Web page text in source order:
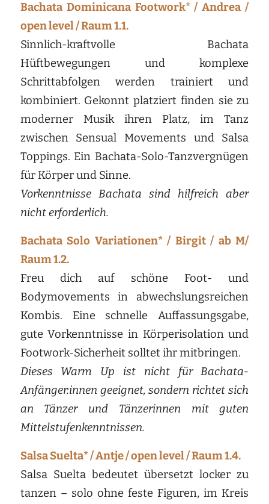
Bachata Dominicana Footwork* / Andrea /
open level / Raum 1.1.
Sinnlich-kraftvolle Bachata
Hüftbewegungen und komplexe
Schrittabfolgen werden trainiert und
kombiniert. Gekonnt platziert finden sie zu
moderner Musik ihren Platz, im Tanz
zwischen Sensual Movements und Salsa
Toppings. Ein Bachata-Solo-Tanzvergnügen
für Körper und Sinne.
Vorkenntnisse Bachata sind hilfreich aber
nicht erforderlich.
Bachata Solo Variationen* / Birgit / ab M/
Raum 1.2.
Freu dich auf schöne Foot- und
Bodymovements in abwechslungsreichen
Kombis. Eine schnelle Auffassungsgabe,
gute Vorkenntnisse in Körperisolation und
Footwork-Sicherheit solltet ihr mitbringen.
Dieses Warm Up ist nicht für Bachata-
Anfänger:innen geeignet, sondern richtet sich
an Tänzer und Tänzerinnen mit guten
Mittelstufenkenntnissen.
Salsa Suelta* / Antje / open level / Raum 1.4.
Salsa Suelta bedeutet übersetzt locker zu
tanzen – solo ohne feste Figuren, im Kreis